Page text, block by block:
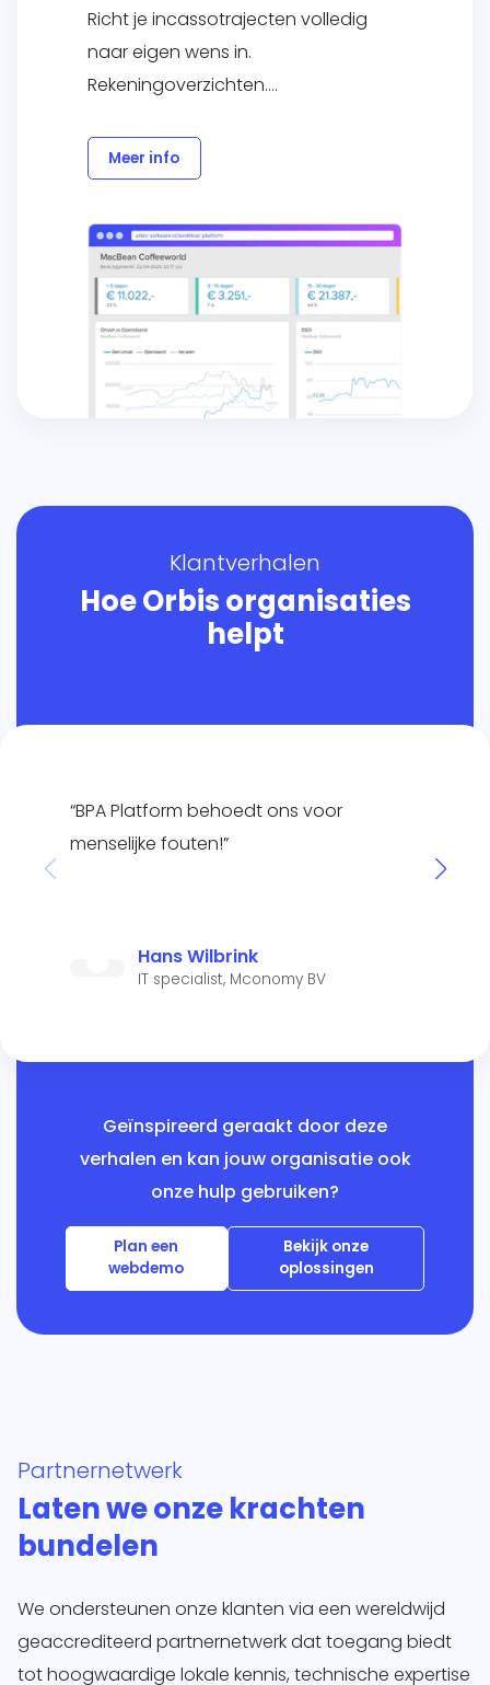
Richt je incassotrajecten volledig
naar eigen wens in.
Rekeningoverzichten….
Meer info
Klantverhalen
Hoe Orbis organisaties
helpt
“BPA Platform behoedt ons voor
menselijke fouten!”
Hans Wilbrink
IT specialist, Mconomy BV
Geïnspireerd geraakt door deze
verhalen en kan jouw organisatie ook
onze hulp gebruiken?
Plan een
webdemo
Bekijk onze
oplossingen
Partnernetwerk
Laten we onze krachten
bundelen
We ondersteunen onze klanten via een wereldwijd
geaccrediteerd partnernetwerk dat toegang biedt
tot hoogwaardige lokale kennis, technische expertise